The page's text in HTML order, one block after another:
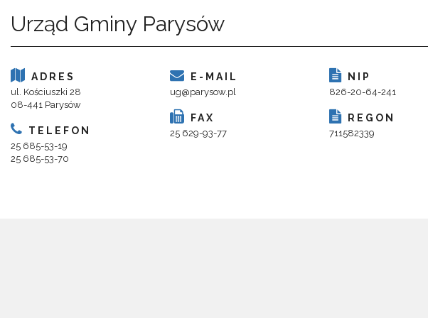
Urząd Gminy Parysów
ADRES
ul. Kościuszki 28
08-441 Parysów
TELEFON
25 685-53-19
25 685-53-70
E-MAIL
ug@parysow.pl
FAX
25 629-93-77
NIP
826-20-64-241
REGON
711582339